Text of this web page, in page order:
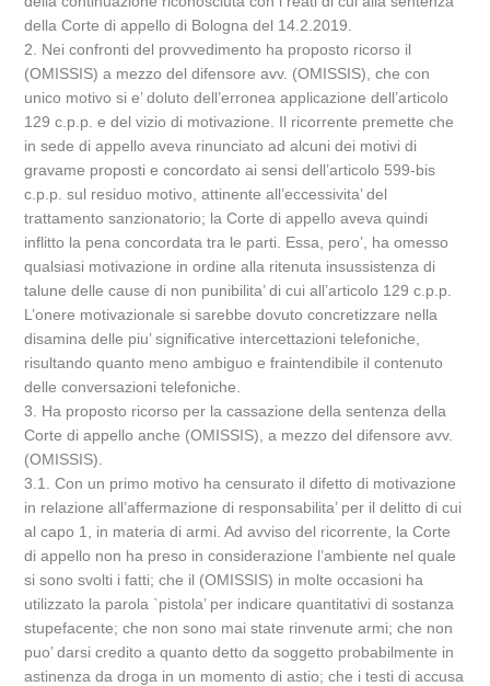
della Corte di appello di Bologna del 14.2.2019.
2. Nei confronti del provvedimento ha proposto ricorso il
(OMISSIS) a mezzo del difensore avv. (OMISSIS), che con
unico motivo si e’ doluto dell’erronea applicazione dell’articolo
129 c.p.p. e del vizio di motivazione. Il ricorrente premette che
in sede di appello aveva rinunciato ad alcuni dei motivi di
gravame proposti e concordato ai sensi dell’articolo 599-bis
c.p.p. sul residuo motivo, attinente all’eccessivita’ del
trattamento sanzionatorio; la Corte di appello aveva quindi
inflitto la pena concordata tra le parti. Essa, pero’, ha omesso
qualsiasi motivazione in ordine alla ritenuta insussistenza di
talune delle cause di non punibilita’ di cui all’articolo 129 c.p.p.
L’onere motivazionale si sarebbe dovuto concretizzare nella
disamina delle piu’ significative intercettazioni telefoniche,
risultando quanto meno ambiguo e fraintendibile il contenuto
delle conversazioni telefoniche.
3. Ha proposto ricorso per la cassazione della sentenza della
Corte di appello anche (OMISSIS), a mezzo del difensore avv.
(OMISSIS).
3.1. Con un primo motivo ha censurato il difetto di motivazione
in relazione all’affermazione di responsabilita’ per il delitto di cui
al capo 1, in materia di armi. Ad avviso del ricorrente, la Corte
di appello non ha preso in considerazione l’ambiente nel quale
si sono svolti i fatti; che il (OMISSIS) in molte occasioni ha
utilizzato la parola `pistola’ per indicare quantitativi di sostanza
stupefacente; che non sono mai state rinvenute armi; che non
puo’ darsi credito a quanto detto da soggetto probabilmente in
astinenza da droga in un momento di astio; che i testi di accusa